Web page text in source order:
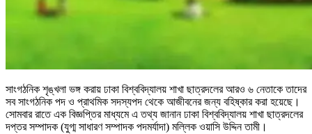
সাংগঠনিক শৃঙ্খলা ভঙ্গ করায় ঢাকা বিশ্ববিদ্যালয় শাখা ছাত্রদলের আরও ৬ নেতাকে তাদের
সব সাংগঠনিক পদ ও প্রাথমিক সদস্যপদ থেকে আজীবনের জন্য বহিষ্কার করা হয়েছে।
সোমবার রাতে এক বিজ্ঞপ্তির মাধ্যমে এ তথ্য জানান ঢাকা বিশ্ববিদ্যালয় শাখা ছাত্রদলের
দপ্তর সম্পাদক (যুগ্ম সাধারণ সম্পাদক পদমর্যাদা) মল্লিক ওয়াসি উদ্দিন তামী।